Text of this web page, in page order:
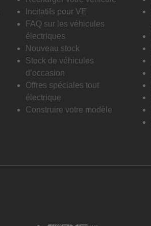
Incitatifs pour VE
FAQ sur les véhicules
électriques
Nouveau stock
Stock de véhicules
d’occasion
Offres spéciales tout
électrique
Construire votre modèle